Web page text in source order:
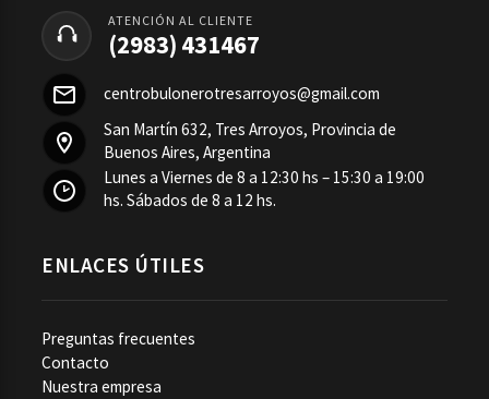
ATENCIÓN AL CLIENTE
(2983) 431467
centrobulonerotresarroyos@gmail.com
San Martín 632, Tres Arroyos, Provincia de
Buenos Aires, Argentina
Lunes a Viernes de 8 a 12:30 hs – 15:30 a 19:00
hs. Sábados de 8 a 12 hs.
ENLACES ÚTILES
Preguntas frecuentes
Contacto
Nuestra empresa